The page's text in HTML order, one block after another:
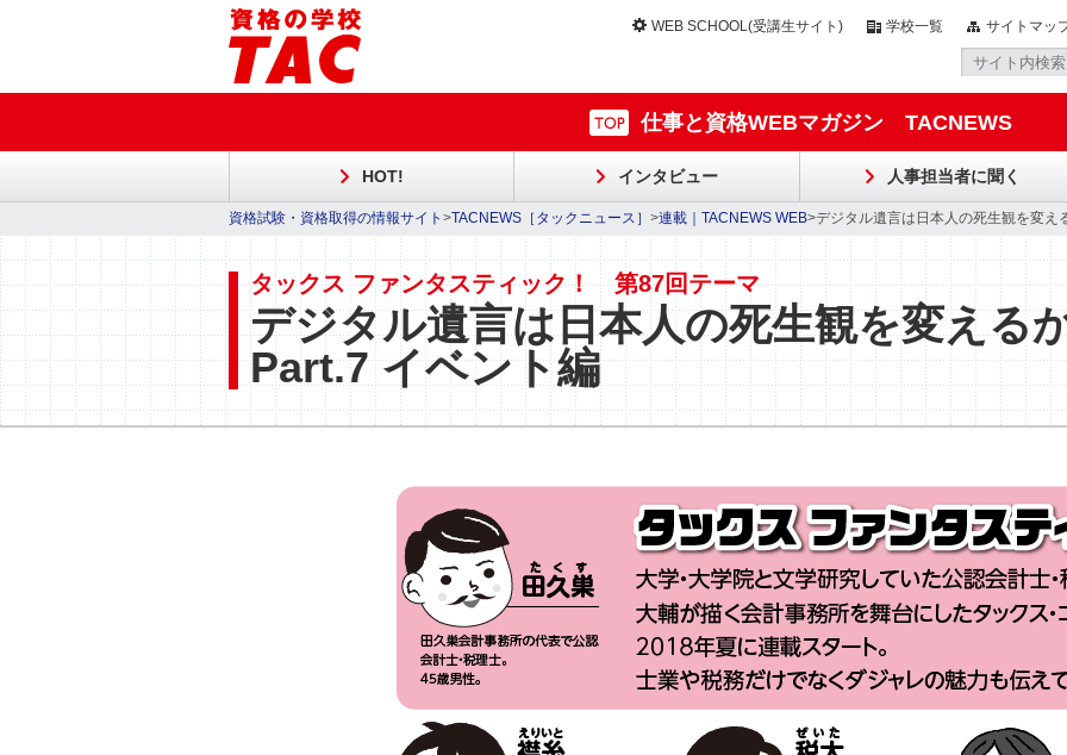
WEB SCHOOL(受講生サイト) 学校一覧 サイトマッ
仕事と資格WEBマガジン TACNEWS
HOT! インタビュー 人事担当者に聞く
資格試験・資格取得の情報サイト >TACNEWS［タックニュース］ >連載｜TACNEWS WEB>デジタル遺言は日本人の死生観を変え
タックス ファンタスティック！ 第87回テーマ
デジタル遺言は日本人の死生観を変える
Part.7 イベント編